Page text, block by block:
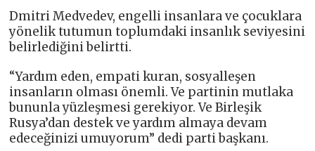
Dmitri Medvedev, engelli insanlara ve çocuklara
yönelik tutumun toplumdaki insanlık seviyesini
belirlediğini belirtti.
“Yardım eden, empati kuran, sosyalleşen
insanların olması önemli. Ve partinin mutlaka
bununla yüzleşmesi gerekiyor. Ve Birleşik
Rusya’dan destek ve yardım almaya devam
edeceğinizi umuyorum” dedi parti başkanı.